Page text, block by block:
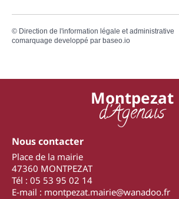
© Direction de l'information légale et administrative
comarquage developpé par baseo.io
Montpezat
d'Agenais
Nous contacter
Place de la mairie
47360 MONTPEZAT
Tél : 05 53 95 02 14
E-mail : montpezat.mairie@wanadoo.fr